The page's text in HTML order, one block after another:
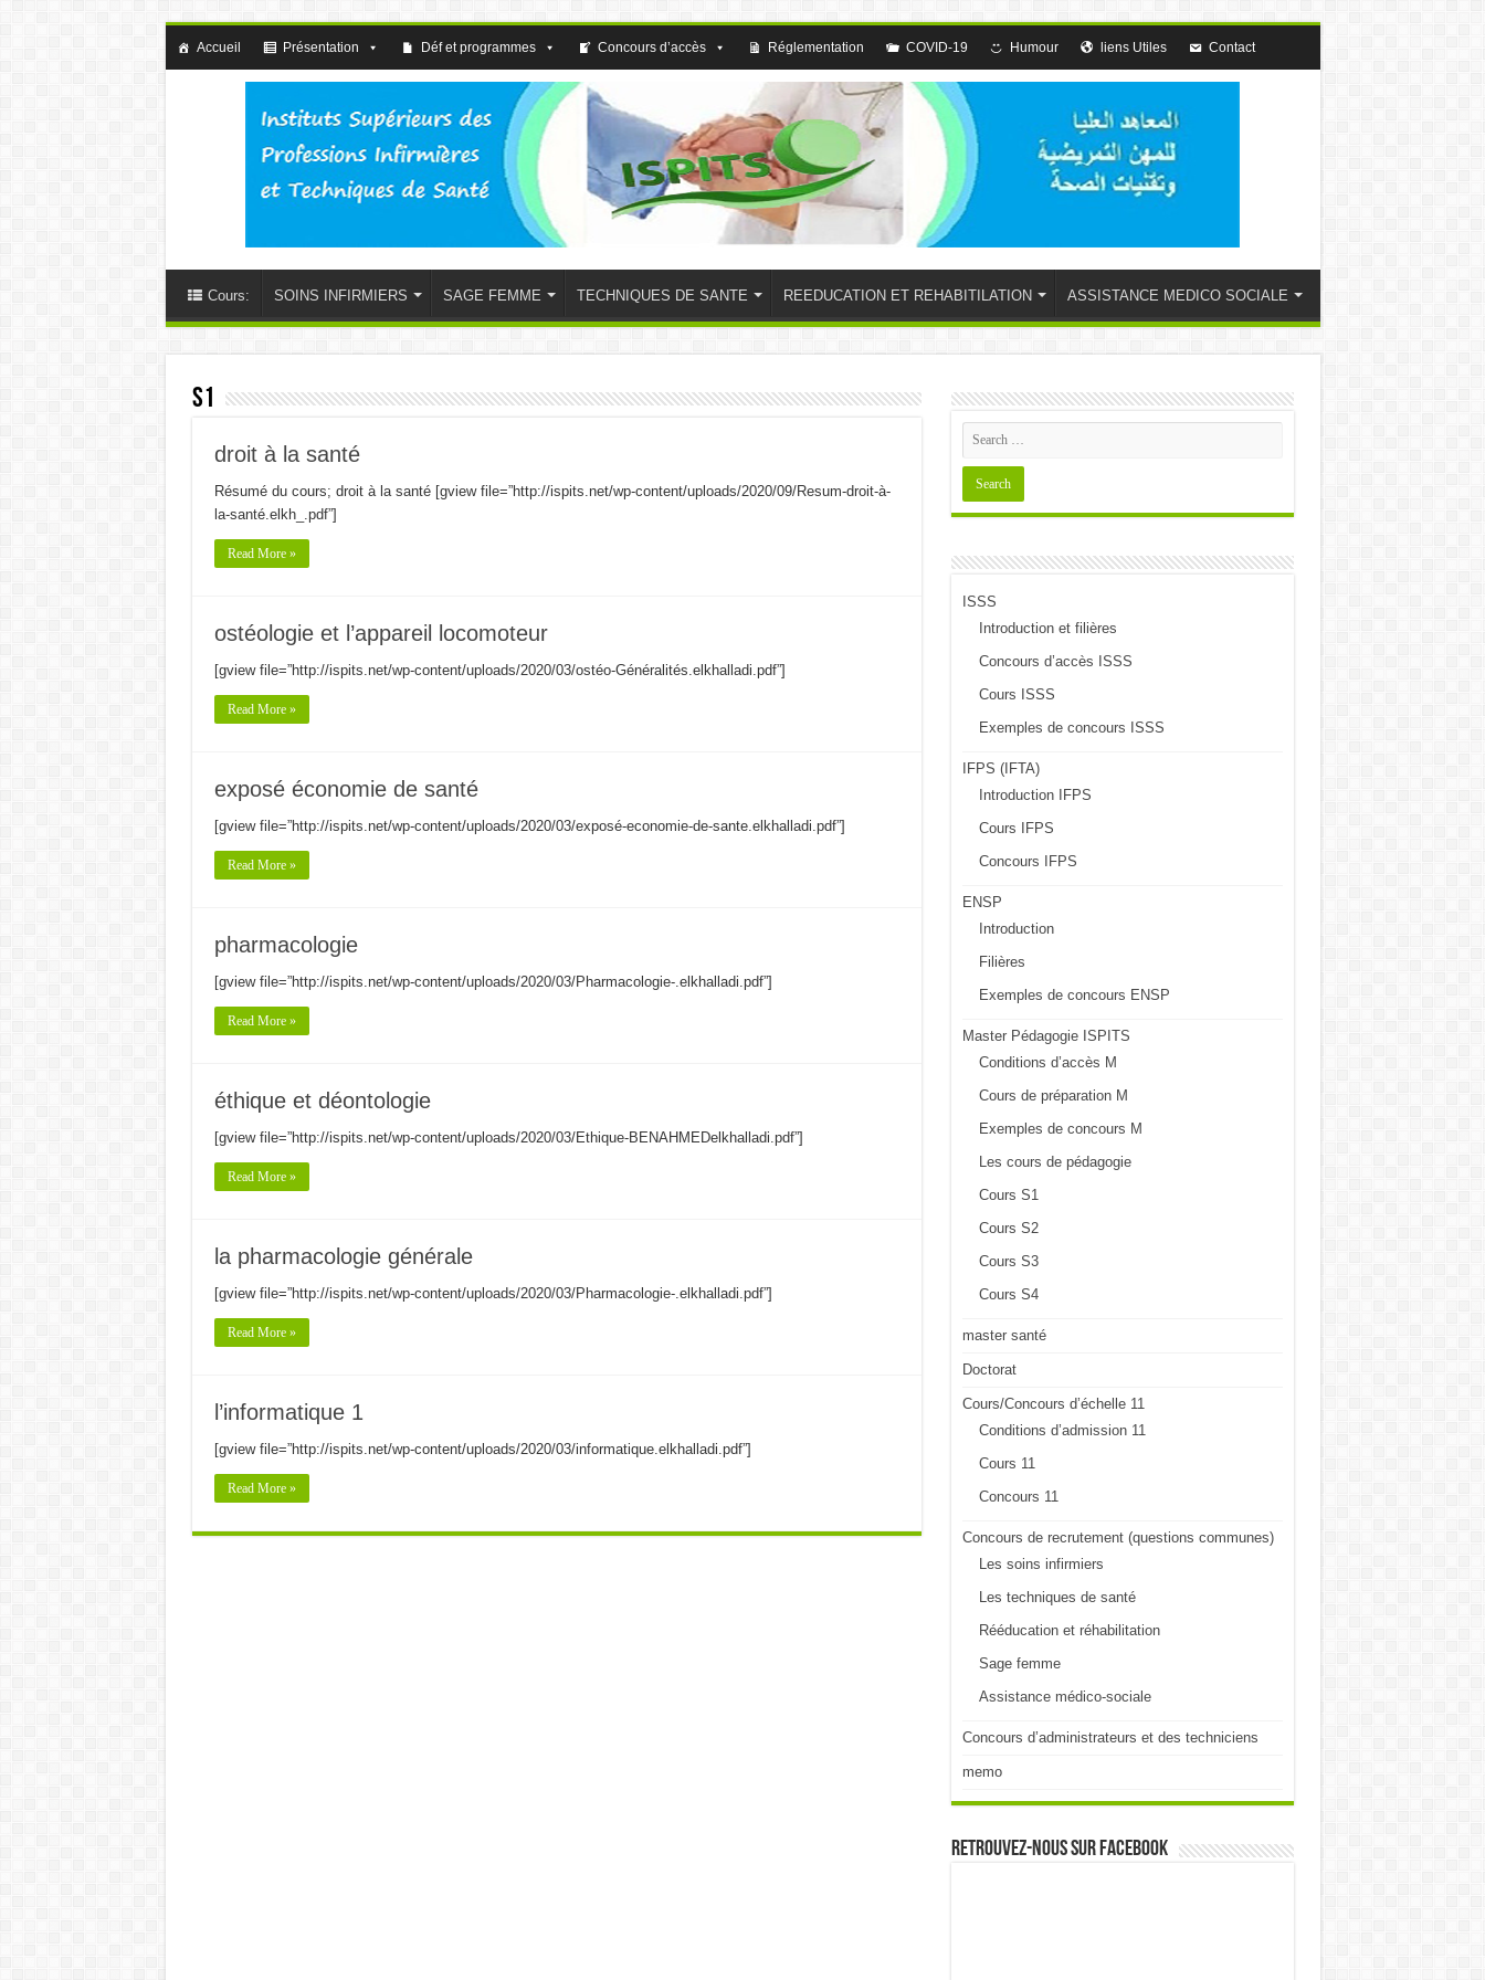
Accueil Présentation Déf et programmes Concours d’accès Réglementation COVID-19 Humour liens Utiles Contact
Cours: SOINS INFIRMIERS SAGE FEMME TECHNIQUES DE SANTE REEDUCATION ET REHABITILATION ASSISTANCE MEDICO SOCIALE
S1
droit à la santé
Résumé du cours; droit à la santé [gview file=”http://ispits.net/wp-content/uploads/2020/09/Resum-droit-à-
la-santé.elkh_.pdf”]
Read More »
ostéologie et l’appareil locomoteur
[gview file=”http://ispits.net/wp-content/uploads/2020/03/ostéo-Généralités.elkhalladi.pdf”]
Read More »
exposé économie de santé
[gview file=”http://ispits.net/wp-content/uploads/2020/03/exposé-economie-de-sante.elkhalladi.pdf”]
Read More »
pharmacologie
[gview file=”http://ispits.net/wp-content/uploads/2020/03/Pharmacologie-.elkhalladi.pdf”]
Read More »
éthique et déontologie
[gview file=”http://ispits.net/wp-content/uploads/2020/03/Ethique-BENAHMEDelkhalladi.pdf”]
Read More »
la pharmacologie générale
[gview file=”http://ispits.net/wp-content/uploads/2020/03/Pharmacologie-.elkhalladi.pdf”]
Read More »
l’informatique 1
[gview file=”http://ispits.net/wp-content/uploads/2020/03/informatique.elkhalladi.pdf”]
Read More »
ISSS
Introduction et filières
Concours d’accès ISSS
Cours ISSS
Exemples de concours ISSS
IFPS (IFTA)
Introduction IFPS
Cours IFPS
Concours IFPS
ENSP
Introduction
Filières
Exemples de concours ENSP
Master Pédagogie ISPITS
Conditions d’accès M
Cours de préparation M
Exemples de concours M
Les cours de pédagogie
Cours S1
Cours S2
Cours S3
Cours S4
master santé
Doctorat
Cours/Concours d’échelle 11
Conditions d’admission 11
Cours 11
Concours 11
Concours de recrutement (questions communes)
Les soins infirmiers
Les techniques de santé
Rééducation et réhabilitation
Sage femme
Assistance médico-sociale
Concours d’administrateurs et des techniciens
memo
Retrouvez-nous sur Facebook